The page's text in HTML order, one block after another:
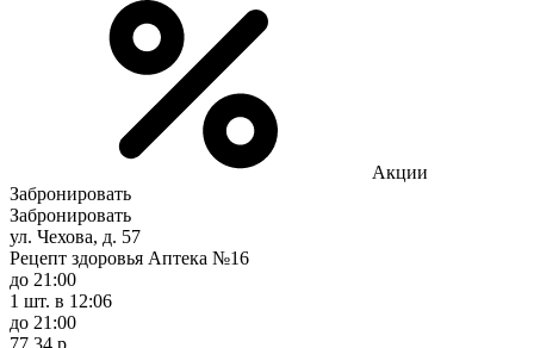
Акции
Забронировать
Забронировать
ул. Чехова, д. 57
Рецепт здоровья Аптека №16
до 21:00
1 шт. в 12:06
до 21:00
77,34 р.